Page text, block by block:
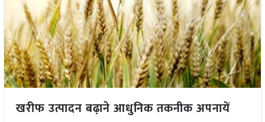
खरीफ उत्पादन बढ़ाने आधुनिक तकनीक अपनायें